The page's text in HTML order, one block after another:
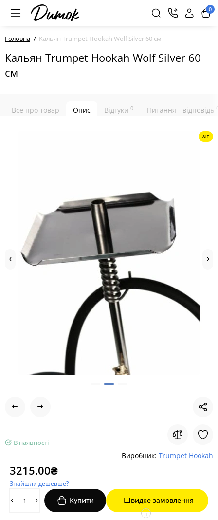
0
Головна Кальян Trumpet Hookah Wolf Silver 60 см
Кальян Trumpet Hookah Wolf Silver 60
см
Все про товар Опис Відгуки 0 Питання - відповідь
Хіт
В наявності
Виробник: Trumpet Hookah
3215.00₴
Знайшли дешевше?
Купити Швидке замовлення
i